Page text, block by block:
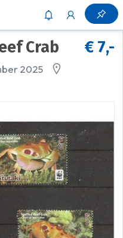
€ 7,-
Crab
2025